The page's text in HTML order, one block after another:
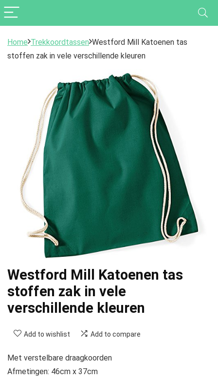
Home Trekkoordtassen Westford Mill Katoenen tas
stoffen zak in vele verschillende kleuren
Westford Mill Katoenen tas
stoffen zak in vele
verschillende kleuren
Add to wishlist Add to compare
Met verstelbare draagkoorden
Afmetingen: 46cm x 37cm